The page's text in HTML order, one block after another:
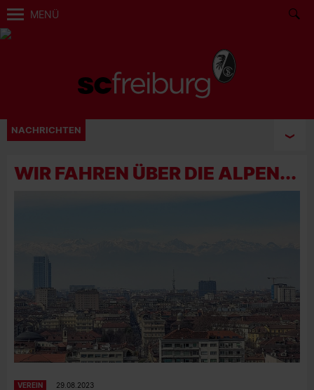
MENÜ
NACHRICHTEN
WIR FAHREN ÜBER DIE ALPEN...
VEREIN 29.08.2023